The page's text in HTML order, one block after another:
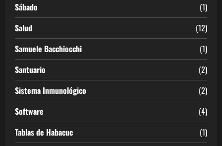
Sábado
(1)
Salud
(12)
Samuele Bacchiocchi
(1)
Santuario
(2)
Sistema Inmunológico
(2)
Software
(4)
Tablas de Habacuc
(1)